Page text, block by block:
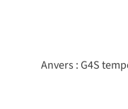
Anvers : G4S